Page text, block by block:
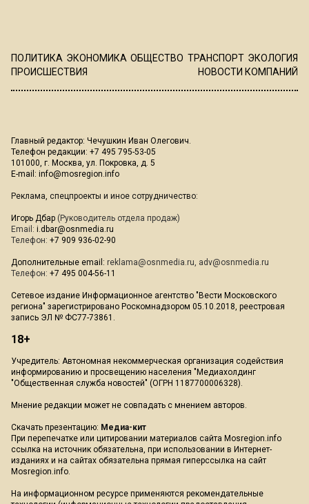
ПОЛИТИКА ЭКОНОМИКА ОБЩЕСТВО ТРАНСПОРТ ЭКОЛОГИЯ
ПРОИСШЕСТВИЯ
НОВОСТИ КОМПАНИЙ
Главный редактор: Чечушкин Иван Олегович.
Телефон редакции: +7 495 795-53-05
101000, г. Москва, ул. Покровка, д. 5
E-mail: info@mosregion.info
Реклама, спецпроекты и иное сотрудничество:
Игорь Дбар (Руководитель отдела продаж)
Email: i.dbar@osnmedia.ru
Телефон: +7 909 936-02-90
Дополнительные email: reklama@osnmedia.ru, adv@osnmedia.ru
Телефон: +7 495 004-56-11
Сетевое издание Информационное агентство "Вести Московского
региона" зарегистрировано Роскомнадзором 05.10.2018, реестровая
запись ЭЛ № ФС77-73861.
18+
Учредитель: Автономная некоммерческая организация содействия
информированию и просвещению населения "Медиахолдинг
"Общественная служба новостей" (ОГРН 1187700006328).
Мнение редакции может не совпадать с мнением авторов.
Скачать презентацию: Медиа-кит
При перепечатке или цитировании материалов сайта Mosregion.info
ссылка на источник обязательна, при использовании в Интернет-
изданиях и на сайтах обязательна прямая гиперссылка на сайт
Mosregion.info.
На информационном ресурсе применяются рекомендательные